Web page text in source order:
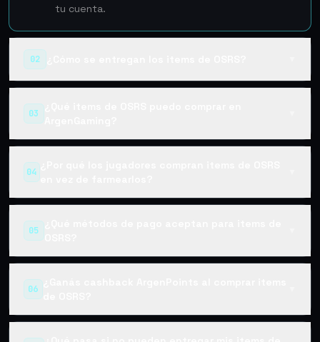
tu cuenta.
02
03
¿Qué items de OSRS puedo comprar en
ArgenGaming?
04
¿Por qué los jugadores compran items de OSRS
en vez de farmearlos?
05
¿Qué métodos de pago aceptan para items de
OSRS?
06
¿Ganás cashback ArgenPoints al comprar items
de OSRS?